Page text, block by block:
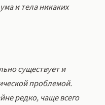
и тела никаких
существует и
проблемой.
редко, чаще всего